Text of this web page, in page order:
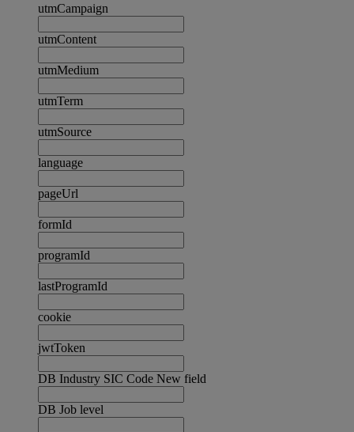
utmCampaign
utmContent
utmMedium
utmTerm
utmSource
language
pageUrl
formId
programId
lastProgramId
cookie
jwtToken
DB Industry SIC Code New field
DB Job level